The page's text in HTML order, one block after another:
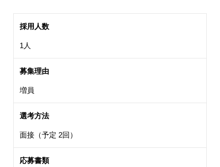
採用人数
1人
募集理由
増員
選考方法
面接（予定 2回）
応募書類